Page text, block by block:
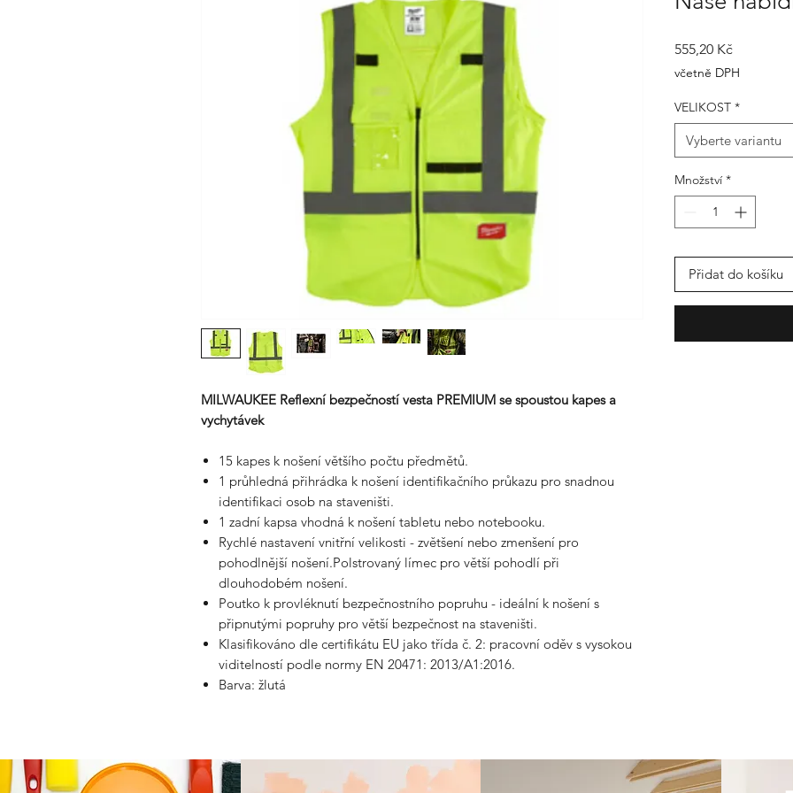
MILWAUKEE Reflexní bezpečností vesta PREMIUM se spoustou kapes a
vychytávek
15 kapes k nošení většího počtu předmětů.
1 průhledná přihrádka k nošení identifikačního průkazu pro snadnou
identifikaci osob na staveništi.
1 zadní kapsa vhodná k nošení tabletu nebo notebooku.
Rychlé nastavení vnitřní velikosti - zvětšení nebo zmenšení pro
pohodlnější nošení.Polstrovaný límec pro větší pohodlí při
dlouhodobém nošení.
Poutko k provléknutí bezpečnostního popruhu - ideální k nošení s
připnutými popruhy pro větší bezpečnost na staveništi.
Klasifikováno dle certifikátu EU jako třída č. 2: pracovní oděv s vysokou
viditelností podle normy EN 20471: 2013/A1:2016.
Barva: žlutá
555,20 KčCena
včetně DPH
VELIKOST *
Vyberte variantu
Množství *
Přidat do košíku